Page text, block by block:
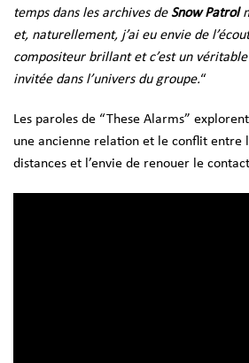
temps dans les archives de Snow Patrol
et, naturellement, j’ai eu envie de
compositeur brillant et c’est un
invitée dans l’univers du groupe.“
Les paroles de “These Alarms”
une ancienne relation et le conflit entre
distances et l’envie de renouer le